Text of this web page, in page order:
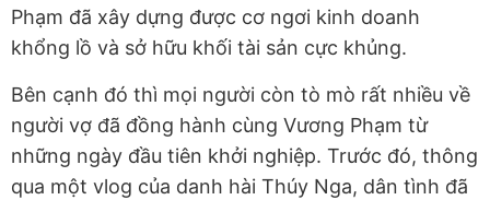
Phạm đã xây dựng được cơ ngơi kinh doanh
khổng lồ và sở hữu khối tài sản cực khủng.
Bên cạnh đó thì mọi người còn tò mò rất nhiều về
người vợ đã đồng hành cùng Vương Phạm từ
những ngày đầu tiên khởi nghiệp. Trước đó, thông
qua một vlog của danh hài Thúy Nga, dân tình đã